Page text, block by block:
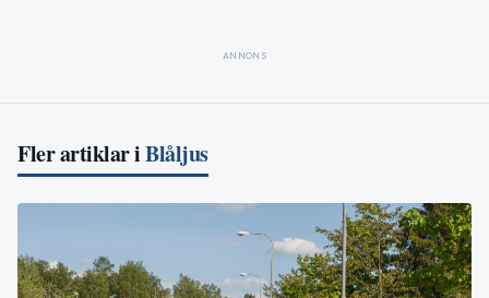
ANNONS
Fler artiklar iBlåljus